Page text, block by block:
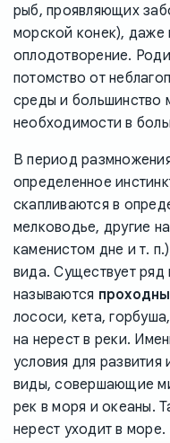
рыб, проявляющих
морской конек), даже
оплодотворение.
потомство от
среды и большинство
необходимости в
В период
определенное
скапливаются в
мелководье, другие
каменистом дне и т.
вида. Существует
называются
лососи, кета,
на нерест в реки.
условия для
виды, совершающие
рек в моря и океаны.
нерест уходит в море.